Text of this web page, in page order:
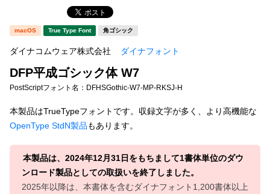
新着一覧
マイページ
お気に入り
ご利用ガイド
タイプフェイス
明朝体
宋朝体 清朝体
教科書体 行書体
草書体
江戸文字 デザイン毛筆
すべてを表示
macOS True Type Font 角ゴシック
ダイナコムウェア株式会社 ダイナフォント
DFP平成ゴシック体 W7
PostScriptフォント名： DFHSGothic-W7-MP-RKSJ-H
本製品はTrueTypeフォントです。収録文字が多く、より高機能な
OpenType StdN製品もあります。
本製品は、2024年12月31日をもちまして1書体単位のダウ
ンロード製品としての取扱いを終了しました。
2025年以降は、本書体を含むダイナフォント1,200書体以上